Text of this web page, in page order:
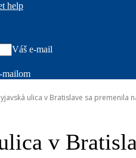
help
Váš e-mail
mailom
ulica v Bratislave sa premenila
v